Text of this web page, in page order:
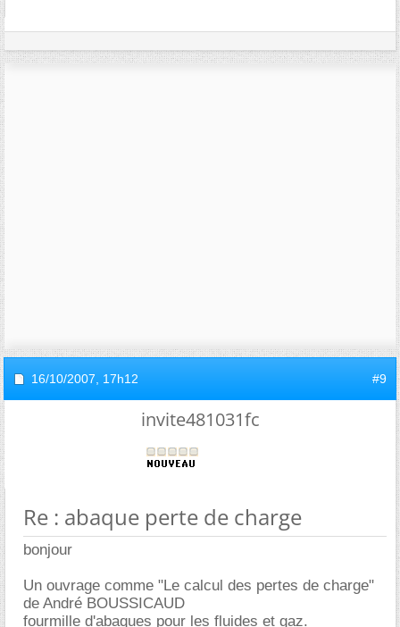
16/10/2007, 17h12 #9
invite481031fc
Re : abaque perte de charge
bonjour
Un ouvrage comme "Le calcul des pertes de charge"
de André BOUSSICAUD
fourmille d'abaques pour les fluides et gaz.